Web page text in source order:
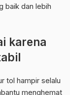
baik dan lebih
karena
tol hampir selalu
menghemat